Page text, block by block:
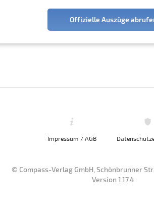
Offizielle Auszüge
Impressum / AGB
© Compass-Verlag GmbH, Schönbrunner
Version 1.17.4